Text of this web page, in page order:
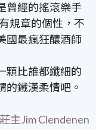
曾經的搖滾樂手
規章的個性，不
國最瘋狂釀酒師
顆比誰都纖細的
的鐵漢柔情吧。
莊主Jim Clendenen